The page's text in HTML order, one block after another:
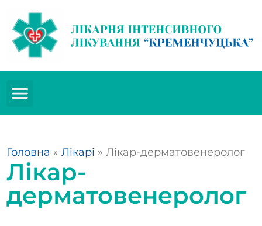
Головна »Лікарі »Лікар-дерматовенеролог
Лікар-
дерматовенеролог